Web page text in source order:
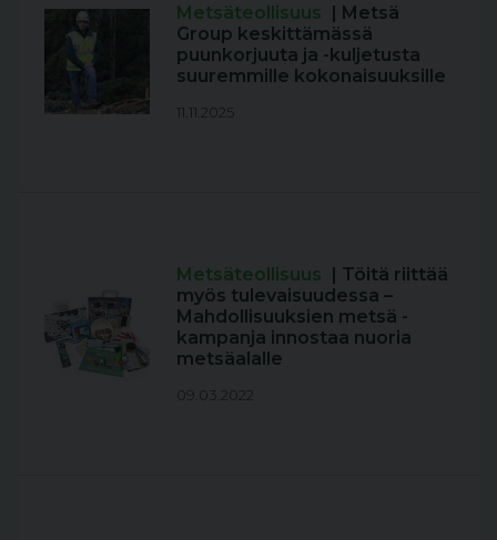
Metsäteollisuus | Metsä
Group keskittämässä
puunkorjuuta ja -kuljetusta
suuremmille kokonaisuuksille
11.11.2025
Metsäteollisuus | Töitä riittää
myös tulevaisuudessa –
Mahdollisuuksien metsä -
kampanja innostaa nuoria
metsäalalle
09.03.2022